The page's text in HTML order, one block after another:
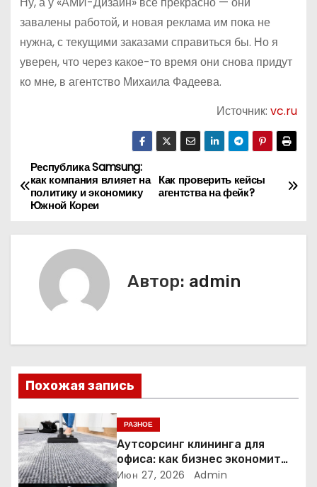
завалены работой, и новая реклама им пока не
нужна, с текущими заказами справиться бы. Но я
уверен, что через какое-то время они снова придут
ко мне, в агентство Михаила Фадеева.
Источник:vc.ru
Н
а
в
ц
и
я
п
о
Как проверить кейсы
агентства на фейк?
Республика Samsung:
как компания влияет на
политику и экономику
Южной Кореи
Автор: admin
Похожая запись
РАЗНОЕ
Аутсорсинг клининга для
офиса: как бизнес экономит
время и деньги на уборке
Июн 27, 2026 Admin